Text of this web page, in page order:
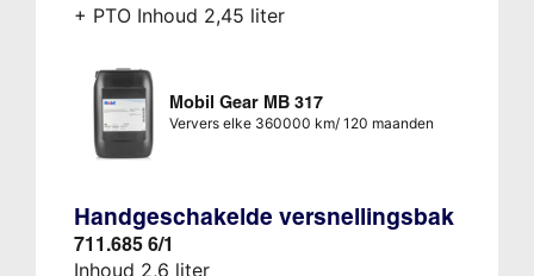
+ PTO Inhoud 2,45 liter
Mobil Gear MB 317
Ververs elke 360000 km/ 120 maanden
Handgeschakelde versnellingsbak
711.685 6/1
Inhoud 2,6 liter